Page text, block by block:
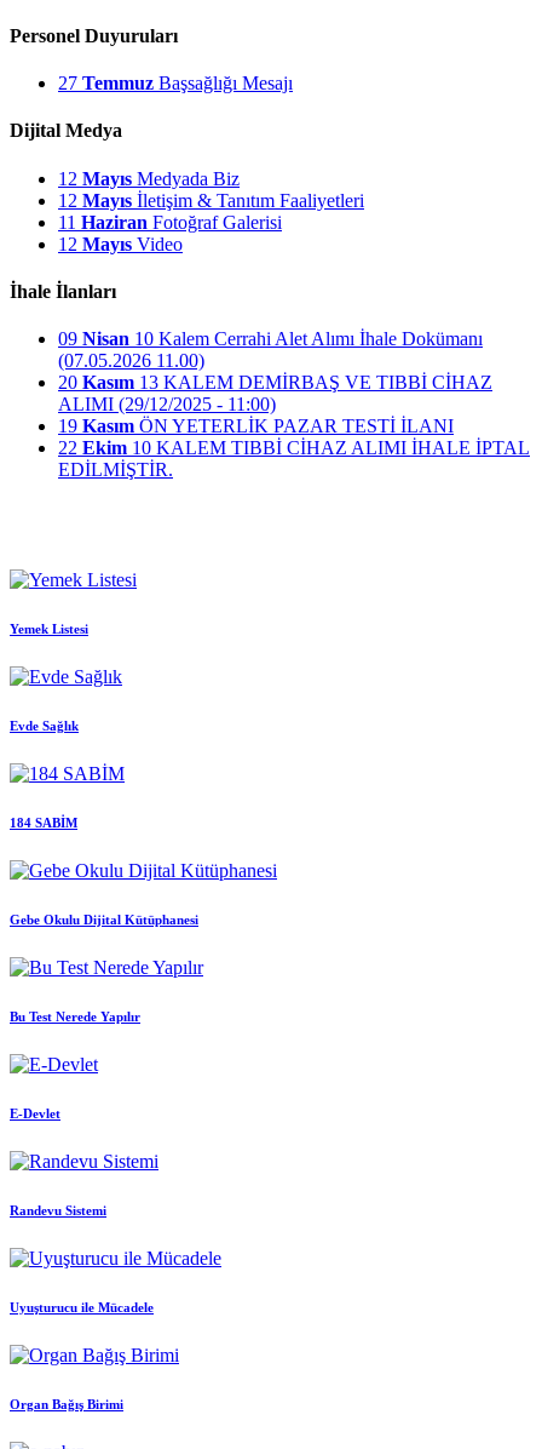
Personel Duyuruları
27 Temmuz Başsağlığı Mesajı
Dijital Medya
12 Mayıs Medyada Biz
12 Mayıs İletişim & Tanıtım Faaliyetleri
11 Haziran Fotoğraf Galerisi
12 Mayıs Video
İhale İlanları
09 Nisan 10 Kalem Cerrahi Alet Alımı İhale Dokümanı
(07.05.2026 11.00)
20 Kasım 13 KALEM DEMİRBAŞ VE TIBBİ CİHAZ
ALIMI (29/12/2025 - 11:00)
19 Kasım ÖN YETERLİK PAZAR TESTİ İLANI
22 Ekim 10 KALEM TIBBİ CİHAZ ALIMI İHALE İPTAL
EDİLMİŞTİR.
Yemek Listesi
Evde Sağlık
184 SABİM
Gebe Okulu Dijital Kütüphanesi
Bu Test Nerede Yapılır
E-Devlet
Randevu Sistemi
Uyuşturucu ile Mücadele
Organ Bağış Birimi